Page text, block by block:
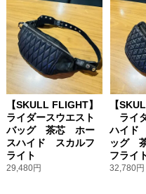
【SKULL FLIGHT】
ライダースウエスト
バッグ 茶芯 ホー
スハイド スカルフ
ライト
29,480円
【
ライ
ハイド
ッグ
フライ
32,780円